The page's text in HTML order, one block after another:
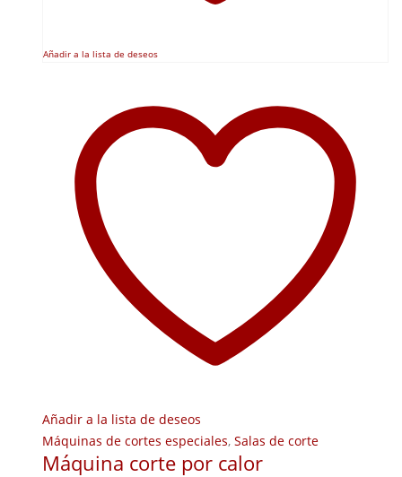
Añadir a la lista de deseos
Añadir a la lista de deseos
Máquinas de cortes especiales, Salas de corte
Máquina corte por calor